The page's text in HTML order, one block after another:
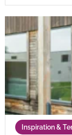
Inspiration &